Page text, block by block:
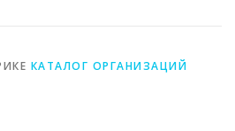
КАТАЛОГ ОРГАНИЗАЦИЙ